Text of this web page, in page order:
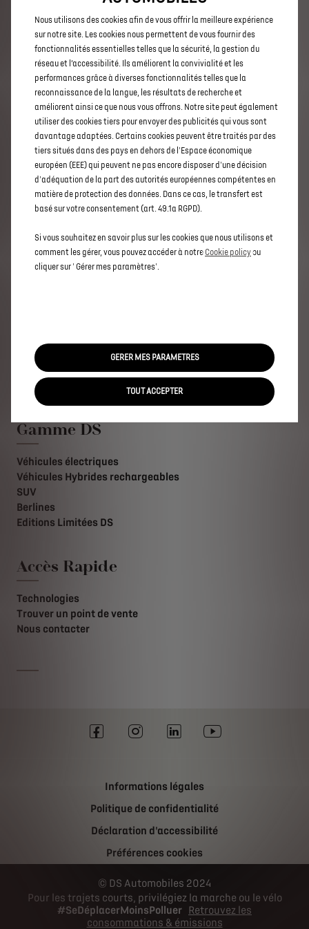
LES DIMENSIONS
Votre véhicule mesure une longueur de 4593 mm, une
largeur de 1891 mm avec rétros extérieurs repliés, et
une hauteur de 1637 mm. Le SUV hybride offre un
volume de coffre spacieux avec 555L. Votre véhicule
dispose aussi de nombreux espaces de rangement pour
plus de praticité et de confort.
LES ÉQUIPEMENTS
sécurité, votre SUV dispose d’une série d’équipements
en fonction de la version choisie : l’accès et le
démarrage Mains libres, le Pack Advanced Safety, le
freinage d’urgence automatique, le nouveau système
Gamme DS
Véhicules électriques
Véhicules Hybrides rechargeables
SUV
Berlines
Editions Limitées DS
Accès Rapide
Technologies
Trouver un point de vente
Nous contacter
Informations légales
Politique de confidentialité
Déclaration d'accessibilité
Préférences cookies
DS Automobiles 2024
Pour les trajets courts, privilégiez la marche ou le vélo
#SeDéplacerMoinsPolluer Retrouvez les
consommations & émissions
Nous utilisons des cookies afin de vous offrir la meilleure expérience
sur notre site. Les cookies nous permettent de vous fournir des
fonctionnalités essentielles telles que la sécurité, la gestion du
réseau et l’accessibilité. Ils améliorent la convivialité et les
performances grâce à diverses fonctionnalités telles que la
reconnaissance de la langue, les résultats de recherche et
améliorent ainsi ce que nous vous offrons. Notre site peut également
utiliser des cookies tiers pour envoyer des publicités qui vous sont
davantage adaptées. Certains cookies peuvent être traités par des
tiers situés dans des pays en dehors de l'Espace économique
européen (EEE) qui peuvent ne pas encore disposer d'une décision
d'adéquation de la part des autorités européennes compétentes en
matière de protection des données. Dans ce cas, le transfert est
basé sur votre consentement (art. 49.1a RGPD).
Si vous souhaitez en savoir plus sur les cookies que nous utilisons et
comment les gérer, vous pouvez accéder à notre Cookie policyou
cliquer sur ' Gérer mes paramètres'.
GERER MES PARAMETRES
TOUT ACCEPTER